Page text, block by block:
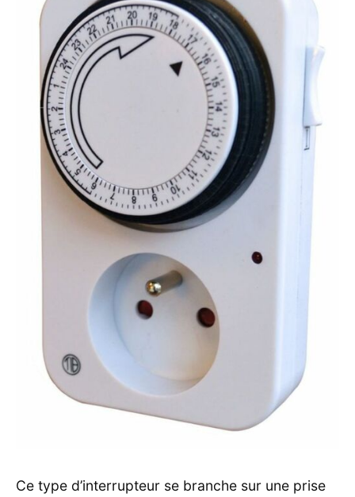
Ce type d’interrupteur se branche sur une prise